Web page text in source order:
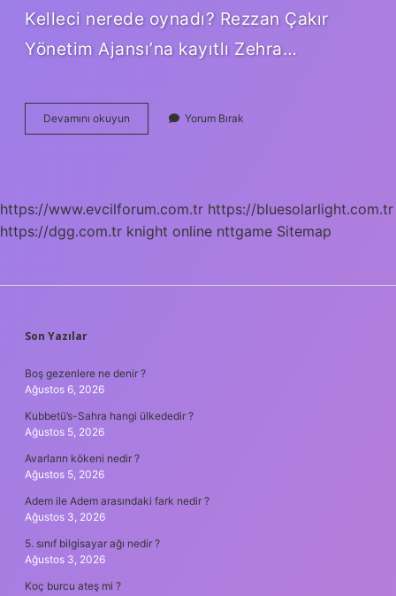
Kelleci nerede oynadı? Rezzan Çakır
Yönetim Ajansı’na kayıtlı Zehra…
Devamını okuyun
Kimdir
Yorum Bırak
https://www.evcilforum.com.tr https://bluesolarlight.com.tr
https://dgg.com.tr knight online nttgame Sitemap
SIDEBAR
Son Yazılar
Boş gezenlere ne denir ?
Ağustos 6, 2026
Kubbetü’s-Sahra hangi ülkededir ?
Ağustos 5, 2026
Avarların kökeni nedir ?
Ağustos 5, 2026
Adem ile Adem arasındaki fark nedir ?
Ağustos 3, 2026
5. sınıf bilgisayar ağı nedir ?
Ağustos 3, 2026
Koç burcu ateş mi ?